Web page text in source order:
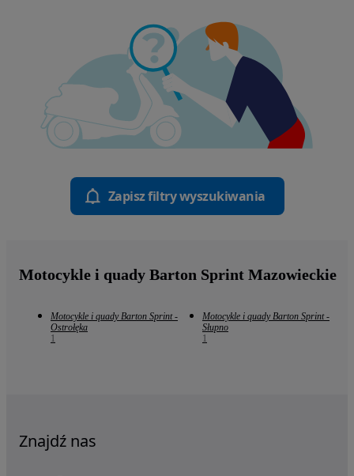
Zapisz filtry wyszukiwania
Motocykle i quady Barton Sprint Mazowieckie
Motocykle i quady Barton Sprint -
Ostrołęka
1
Motocykle i quady Barton Sprint -
Słupno
1
Znajdź nas